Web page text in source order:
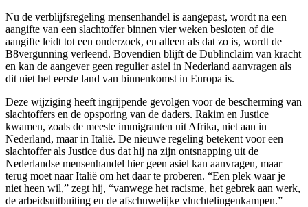
Nu de verblijfsregeling mensenhandel is aangepast, wordt na een
aangifte van een slachtoffer binnen vier weken besloten of die
aangifte leidt tot een onderzoek, en alleen als dat zo is, wordt de
B8vergunning verleend. Bovendien blijft de Dublinclaim van kracht
en kan de aangever geen regulier asiel in Nederland aanvragen als
dit niet het eerste land van binnenkomst in Europa is.
Deze wijziging heeft ingrijpende gevolgen voor de bescherming van
slachtoffers en de opsporing van de daders. Rakim en Justice
kwamen, zoals de meeste immigranten uit Afrika, niet aan in
Nederland, maar in Italië. De nieuwe regeling betekent voor een
slachtoffer als Justice dus dat hij na zijn ontsnapping uit de
Nederlandse mensenhandel hier geen asiel kan aanvragen, maar
terug moet naar Italië om het daar te proberen. “Een plek waar je
niet heen wil,” zegt hij, “vanwege het racisme, het gebrek aan werk,
de arbeidsuitbuiting en de afschuwelijke vluchtelingenkampen.”